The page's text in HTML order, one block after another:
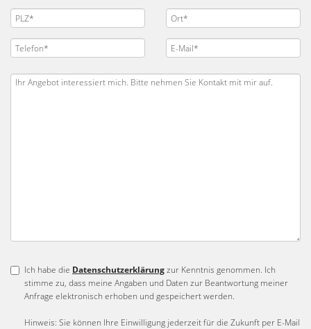
Ich habe die Datenschutzerklärungzur Kenntnis genommen. Ich
stimme zu, dass meine Angaben und Daten zur Beantwortung meiner
Anfrage elektronisch erhoben und gespeichert werden.
Hinweis: Sie können Ihre Einwilligung jederzeit für die Zukunft per E-Mail